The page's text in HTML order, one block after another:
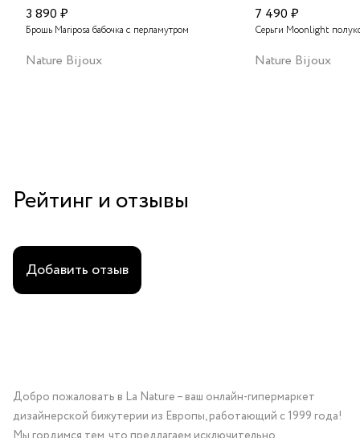
3 890 ₽
Брошь Mariposa бабочка с перламутром
Nature Bijoux
7 490 ₽
Серьги Moonlight
Nature Bijoux
Рейтинг и отзывы
Добавить отзыв
Добро пожаловать в La Nature – ваш онлайн-гипермаркет
дизайнерской бижутерии из Европы, работающий с 1999 года!